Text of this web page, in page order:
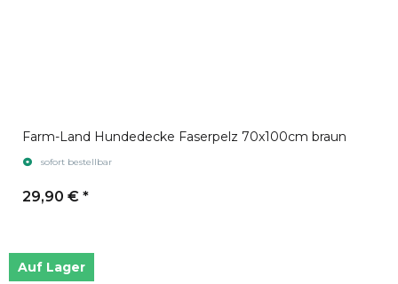
Farm-Land Hundedecke Faserpelz 70x100cm braun
sofort bestellbar
29,90 € *
Auf Lager